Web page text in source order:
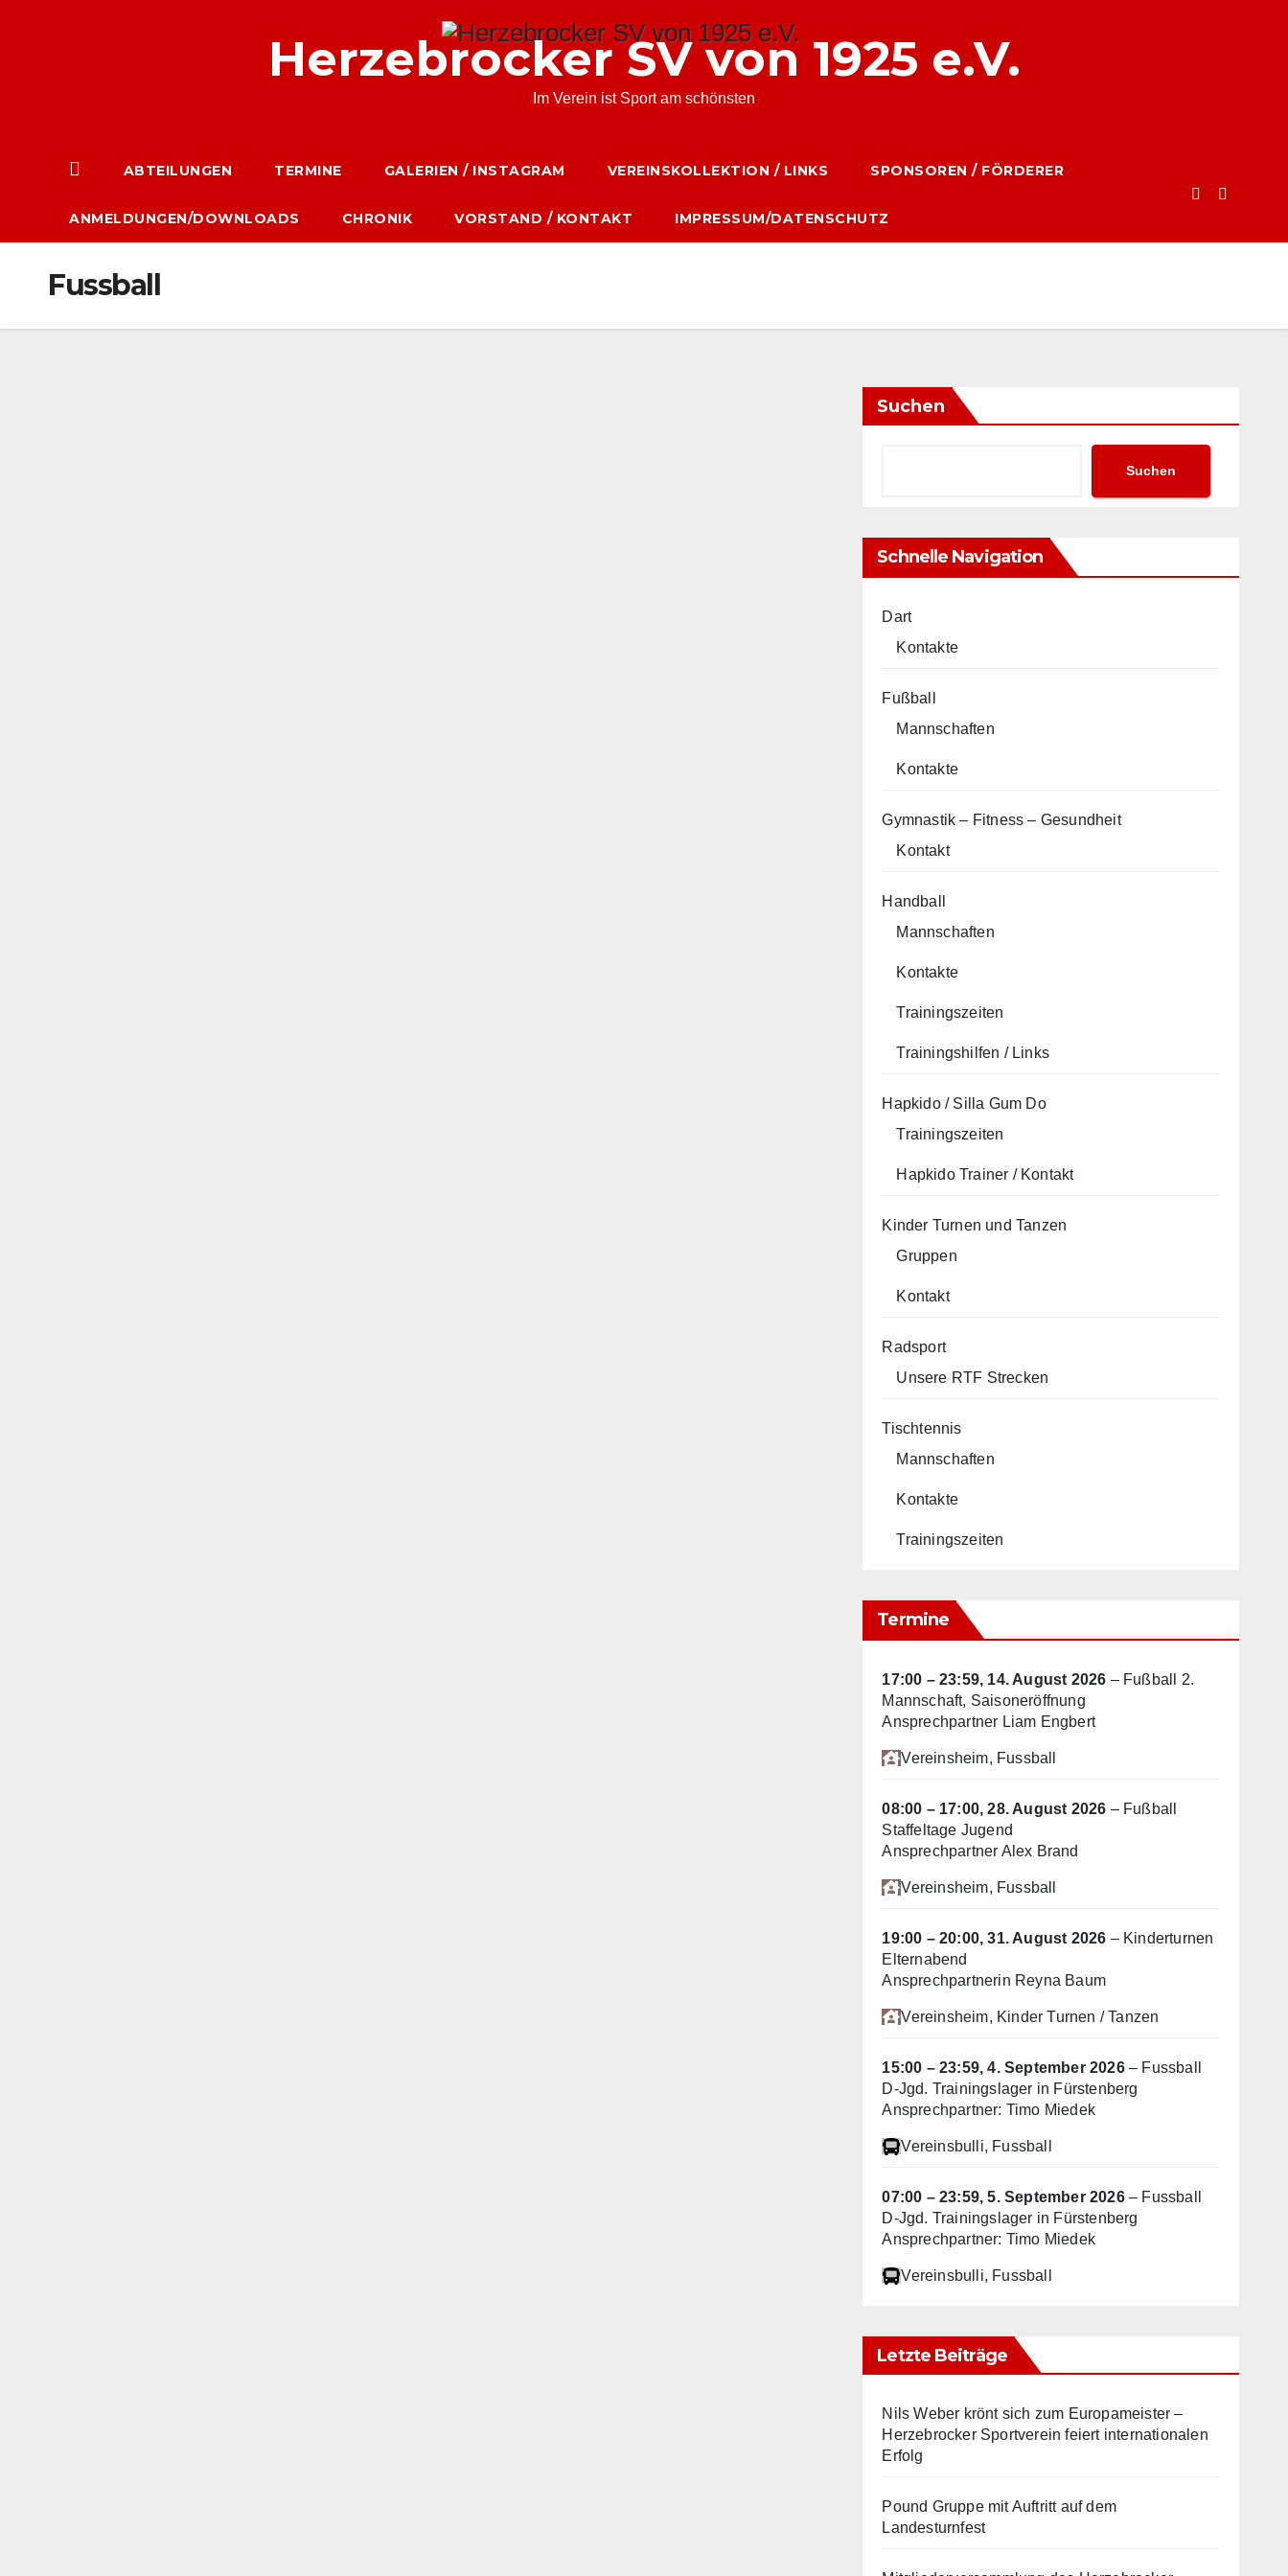
Herzebrocker SV von 1925 e.V.
Im Verein ist Sport am schönsten
ABTEILUNGEN TERMINE GALERIEN / INSTAGRAM VEREINSKOLLEKTION / LINKS SPONSOREN / FÖRDERER
ANMELDUNGEN/DOWNLOADS CHRONIK VORSTAND / KONTAKT IMPRESSUM/DATENSCHUTZ
Fussball
Suchen
Suchen
Schnelle Navigation
Dart
Kontakte
Fußball
Mannschaften
Kontakte
Gymnastik – Fitness – Gesundheit
Kontakt
Handball
Mannschaften
Kontakte
Trainingszeiten
Trainingshilfen / Links
Hapkido / Silla Gum Do
Trainingszeiten
Hapkido Trainer / Kontakt
Kinder Turnen und Tanzen
Gruppen
Kontakt
Radsport
Unsere RTF Strecken
Tischtennis
Mannschaften
Kontakte
Trainingszeiten
Termine
17:00 – 23:59, 14. August 2026 – Fußball 2.
Mannschaft, Saisoneröffnung
Ansprechpartner Liam Engbert
Vereinsheim, Fussball
08:00 – 17:00,28. August 2026 – Fußball
Staffeltage Jugend
Ansprechpartner Alex Brand
Vereinsheim, Fussball
19:00 – 20:00,31. August 2026 – Kinderturnen
Elternabend
Ansprechpartnerin Reyna Baum
Vereinsheim, Kinder Turnen / Tanzen
15:00 – 23:59,4. September 2026 – Fussball
D-Jgd. Trainingslager in Fürstenberg
Ansprechpartner: Timo Miedek
Vereinsbulli, Fussball
07:00 – 23:59,5. September 2026 – Fussball
D-Jgd. Trainingslager in Fürstenberg
Ansprechpartner: Timo Miedek
Vereinsbulli, Fussball
Letzte Beiträge
Nils Weber krönt sich zum Europameister –
Herzebrocker Sportverein feiert internationalen
Erfolg
Pound Gruppe mit Auftritt auf dem
Landesturnfest